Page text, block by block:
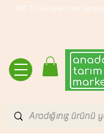
500 TL ve üzeri tüm